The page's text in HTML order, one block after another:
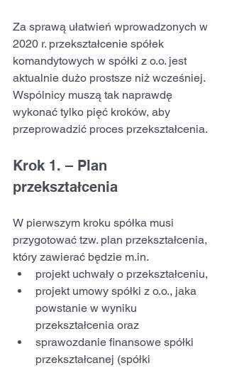
Za sprawą ułatwień wprowadzonych w
2020 r. przekształcenie spółek
komandytowych w spółki z o.o. jest
aktualnie dużo prostsze niż wcześniej.
Wspólnicy muszą tak naprawdę
wykonać tylko pięć kroków, aby
przeprowadzić proces przekształcenia.
Krok 1. – Plan
przekształcenia
W pierwszym kroku spółka musi
przygotować tzw. plan przekształcenia,
który zawierać będzie m.in.
projekt uchwały o przekształceniu,
projekt umowy spółki z o.o., jaka
powstanie w wyniku
przekształcenia oraz
sprawozdanie finansowe spółki
przekształcanej (spółki